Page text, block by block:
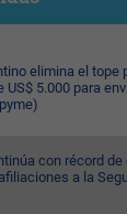
elimina el tope
US$ 5.000 para
con récord
a la